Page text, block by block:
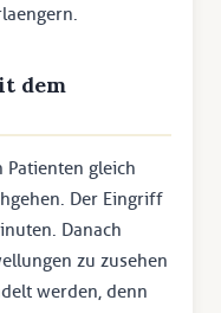
dem
Patienten gleich
Der Eingriff
Danach
zu zusehen
werden, denn